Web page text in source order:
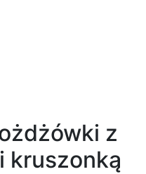
z
kruszonką